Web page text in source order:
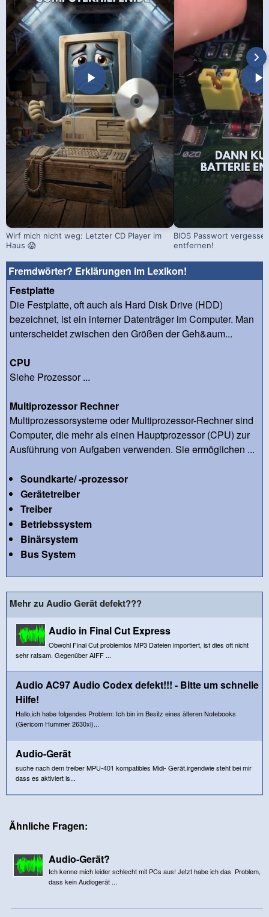
Wirf mich nicht weg: Letzter CD Player im
Haus 😱
BIOS Passwort
entfernen!
Fremdwörter? Erklärungen im Lexikon!
Festplatte
Die Festplatte, oft auch als Hard Disk Drive (HDD)
bezeichnet, ist ein interner Datenträger im Computer. Man
unterscheidet zwischen den Größen der Geh&aum...
CPU
Siehe Prozessor ...
Multiprozessor Rechner
Multiprozessorsysteme oder Multiprozessor-Rechner sind
Computer, die mehr als einen Hauptprozessor (CPU) zur
Ausführung von Aufgaben verwenden. Sie ermöglichen ...
Soundkarte/ -prozessor
Gerätetreiber
Treiber
Betriebssystem
Binärsystem
Bus System
Mehr zu Audio Gerät defekt???
Audio in Final Cut Express
Obwohl Final Cut problemlos MP3 Dateien importiert, ist dies oft nicht
sehr ratsam. Gegenüber AIFF ...
Audio AC97 Audio Codex defekt!!! - Bitte um schnelle
Hilfe!
Hallo,ich habe folgendes Problem: Ich bin im Besitz eines älteren Notebooks
(Gericom Hummer 2630xl)...
Audio-Gerät
suche nach dem treiber MPU-401 kompatibles Midi- Gerät.irgendwie steht bei mir
dass es aktiviert is...
Ähnliche Fragen:
Audio-Gerät?
Ich kenne mich leider schlecht mit PCs aus! Jetzt habe ich das Problem,
dass kein Audiogerät ...